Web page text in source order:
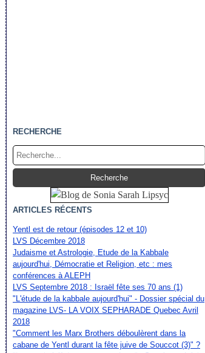
RECHERCHE
ARTICLES RÉCENTS
Yentl est de retour (épisodes 12 et 10)
LVS Décembre 2018
Judaisme et Astrologie, Etude de la Kabbale
aujourd'hui, Démocratie et Religion, etc : mes
conférences à ALEPH
LVS Septembre 2018 : Israël fête ses 70 ans (1)
"L'étude de la kabbale aujourd'hui" - Dossier spécial du
magazine LVS- LA VOIX SEPHARADE Quebec Avril
2018
"Comment les Marx Brothers déboulèrent dans la
cabane de Yentl durant la fête juive de Souccot (3)" ?